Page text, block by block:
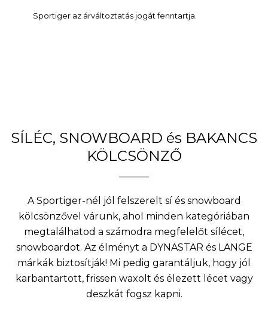
Sportiger az árváltoztatás jogát fenntartja.
SÍLÉC, SNOWBOARD és BAKANCS
KÖLCSÖNZŐ
A Sportiger-nél jól felszerelt sí és snowboard
kölcsönzővel várunk, ahol minden kategóriában
megtalálhatod a számodra megfelelőt sílécet,
snowboardot. Az élményt a DYNASTAR és LANGE
márkák biztosítják! Mi pedig garantáljuk, hogy jól
karbantartott, frissen waxolt és élezett lécet vagy
deszkát fogsz kapni.